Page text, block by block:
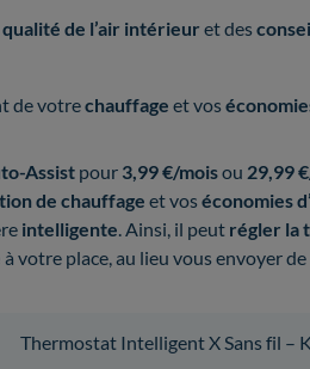
qualité de l’air intérieur et des
de votrechauffage et vos
Assist pour 3,99 €/moisou 29,99
de chauffage et voséconomies
intelligente. Ainsi, il peut régler la
à votre place, au lieu vous envoyer de
Thermostat Intelligent X Sans fil –